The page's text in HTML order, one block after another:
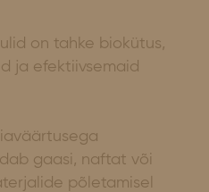
on tahke biokütus,
ja efektiivsemaid
gaasi, naftat või
põletamisel